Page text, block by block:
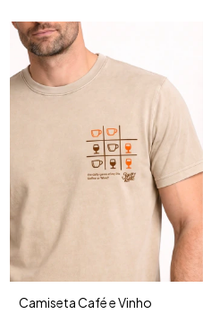
Camiseta Café e Vinho